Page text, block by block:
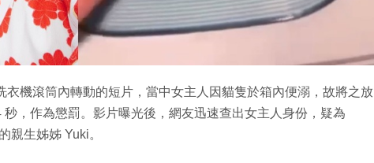
衣機滾筒內轉動的短片，當中女主人因貓隻於箱內便溺，故將之放
，作為懲罰。影片曝光後，網友迅速查出女主人身份，疑為
親生姊姊 Yuki。